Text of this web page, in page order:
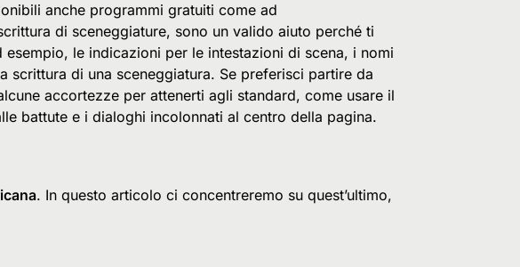
anche programmi gratuiti come ad
di sceneggiature, sono un valido aiuto perché ti
le indicazioni per le intestazioni di scena, i nomi
di una sceneggiatura. Se preferisci partire da
accortezze per attenerti agli standard, come usare il
battute e i dialoghi incolonnati al centro della pagina.
. In questo articolo ci concentreremo su quest’ultimo,